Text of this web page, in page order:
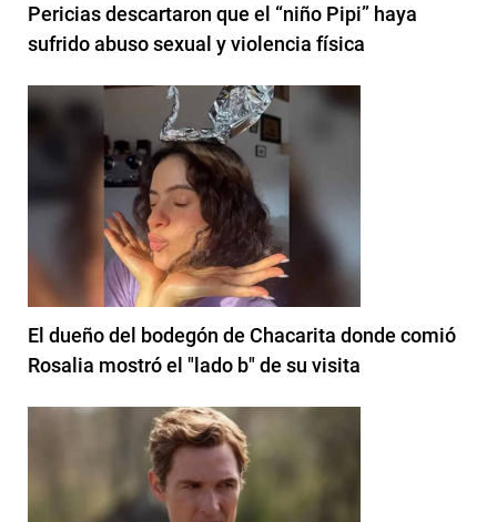
Pericias descartaron que el “niño Pipi” haya
sufrido abuso sexual y violencia física
El dueño del bodegón de Chacarita donde comió
Rosalia mostró el "lado b" de su visita